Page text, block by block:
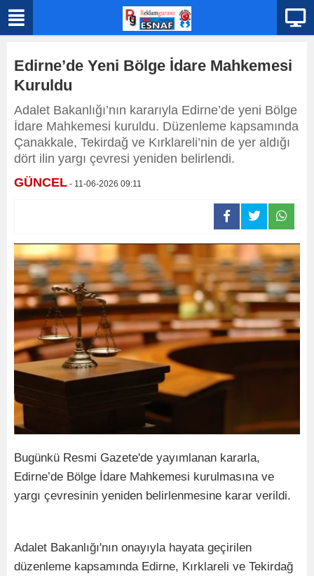
Edirne’de Yeni Bölge İdare Mahkemesi
Kuruldu
Adalet Bakanlığı’nın kararıyla Edirne’de yeni Bölge
İdare Mahkemesi kuruldu. Düzenleme kapsamında
Çanakkale, Tekirdağ ve Kırklareli’nin de yer aldığı
dört ilin yargı çevresi yeniden belirlendi.
GÜNCEL - 11-06-2026 09:11
Bugünkü Resmi Gazete'de yayımlanan kararla,
Edirne’de Bölge İdare Mahkemesi kurulmasına ve
yargı çevresinin yeniden belirlenmesine karar verildi.
Adalet Bakanlığı'nın onayıyla hayata geçirilen
düzenleme kapsamında Edirne, Kırklareli ve Tekirdağ